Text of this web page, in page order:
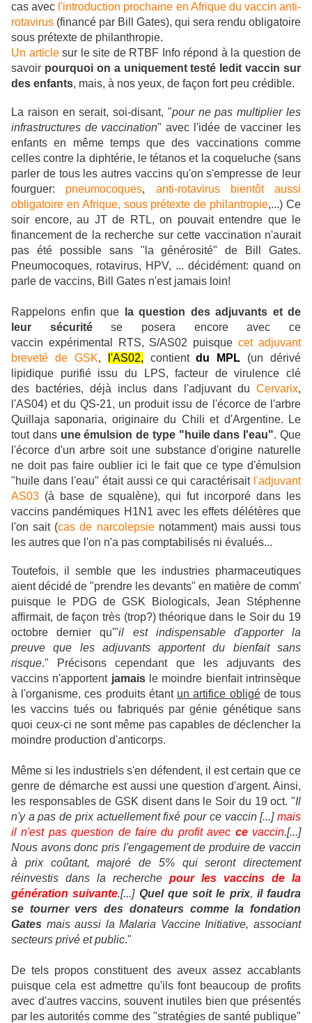
cas avec l'introduction prochaine en Afrique du vaccin anti-
rotavirus (financé par Bill Gates), qui sera rendu obligatoire
sous prétexte de philanthropie.
Un articlesur le site de RTBF Info répond à la question de
savoir pourquoi on a uniquement testé ledit vaccin sur
des enfants, mais, à nos yeux, de façon fort peu crédible.
La raison en serait, soi-disant, "pour ne pas multiplier les
infrastructures de vaccination" avec l'idée de vacciner les
enfants en même temps que des vaccinations comme
celles contre la diphtérie, le tétanos et la coqueluche (sans
parler de tous les autres vaccins qu'on s'empresse de leur
fourguer: pneumocoques, anti-rotavirus bientôt aussi
obligatoire en Afrique, sous prétexte de philantropie,...) Ce
soir encore, au JT de RTL, on pouvait entendre que le
financement de la recherche sur cette vaccination n'aurait
pas été possible sans "la générosité" de Bill Gates.
Pneumocoques, rotavirus, HPV, ... décidément: quand on
parle de vaccins, Bill Gates n'est jamais loin!
Rappelons enfin que
la question des adjuvants et de
leur sécuritése posera encore avec ce
vaccin expérimental RTS, S/AS02 puisquecet adjuvant
breveté de GSK, l'AS02, contientdu MPL (un dérivé
lipidique purifié issu du LPS, facteur de virulence clé
des bactéries, déjà inclus dans l'adjuvant du Cervarix,
l'AS04) et du QS-21, un produit issu de l'écorce de l'arbre
Quillaja saponaria, originaire du Chili et d'Argentine. Le
tout dans une émulsion de type "huile dans l'eau". Que
l'écorce d'un arbre soit une substance d'origine naturelle
ne doit pas faire oublier ici le fait que ce type d'émulsion
"huile dans l'eau" était aussi ce qui caractérisait l'adjuvant
AS03 (à base de squalène), qui fut incorporé dans les
vaccins pandémiques H1N1 avec les effets délétères que
l'on sait (cas de narcolepsienotamment) mais aussi tous
les autres que l'on n'a pas comptabilisés ni évalués...
Toutefois, il semble que les industries pharmaceutiques
aient décidé de "prendre les devants" en matière de comm'
puisque le PDG de GSK Biologicals, Jean Stéphenne
affirmait, de façon très (trop?) théorique dans le Soir du 19
octobre dernier qu'"il est indispensable d'apporter la
preuve que les adjuvants apportent du bienfait sans
risque." Précisons cependant que les adjuvants des
vaccins n'apportent jamaisle moindre bienfait intrinsèque
à l'organisme, ces produits étant un artifice obligéde tous
les vaccins tués ou fabriqués par génie génétique sans
quoi ceux-ci ne sont même pas capables de déclencher la
moindre production d'anticorps.
Même si les industriels s'en défendent, il est certain que ce
genre de démarche est aussi une question d'argent. Ainsi,
les responsables de GSK disent dans le Soir du 19 oct. "Il
n'y a pas de prix actuellement fixé pour ce vaccin [...] mais
il n'est pas question de faire du profit avec cevaccin.[...]
Nous avons donc pris l'engagement de produire de vaccin
à prix coûtant, majoré de 5% qui seront directement
réinvestis dans la recherche pour les vaccins de la
génération suivante.[...] Quel que soit le prix, il faudra
se tourner vers des donateurs comme la fondation
Gates mais aussi la Malaria Vaccine Initiative, associant
secteurs privé et public."
De tels propos constituent des aveux assez accablants
puisque cela est admettre qu'ils font beaucoup de profits
avec d'autres vaccins, souvent inutiles bien que présentés
par les autorités comme des "stratégies de santé publique"